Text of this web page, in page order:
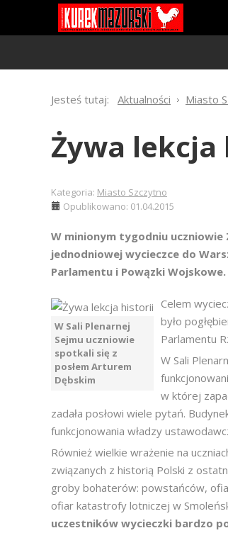
Jesteś tutaj: Aktualności Miasto
Żywa
Kategoria: Miasto Szczytno
Opublikowano: 01.04.2015
W minionym tygodniu uczniowie
jednodniowej wycieczce do
Parlamentu i Powązki Wojskowe.
W Sali Plenarnej
Sejmu uczniowie
spotkali się z
posłem Arturem
Dębskim
Celem
było
Parlamentu
W Sali
w której
zadała posłowi wiele pytań.
funkcjonowania władzy
Również wielkie wrażenie na
związanych z historią Polski z
groby bohaterów: powstańców,
ofiar katastrofy lotniczej w
uczestników wycieczki bardzo